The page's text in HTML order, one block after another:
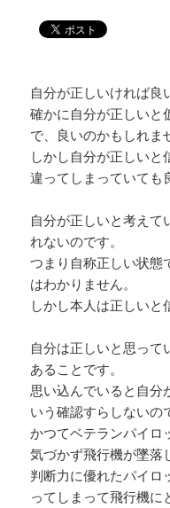
自分が正しいければ良
確かに自分が正しいと
で、良いのかもしれま
しかし自分が正しい
違ってしまっていても
自分が正しいと考えて
れないのです。
つまり自称正しい状態
はわかりません。
しかし本人は正しいと
自分は正しいと思って
あることです。
思い込んでいると自分
いう確認すらしないの
かつてベテランパイロ
気づかず飛行機が墜落
判断力に優れたパイロ
ってしまって飛行機に